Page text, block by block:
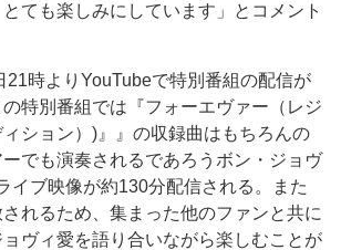
ても楽しみにしています」とコメント
時よりYouTubeで特別番組の配信が
特別番組では『フォーエヴァー（レジ
ション）)』』の収録曲はもちろんの
でも演奏されるであろうボン・ジョヴ
イブ映像が約130分配信される。また
れるため、集まった他のファンと共に
ヴィ愛を語り合いながら楽しむことが